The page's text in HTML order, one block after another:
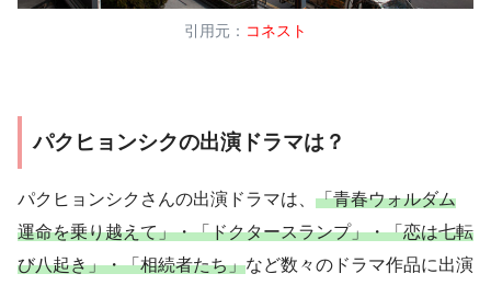
引用元： コネスト
パクヒョンシクの出演ドラマは？
パクヒョンシクさんの出演ドラマは、 「青春ウォルダム
運命を乗り越えて」・「ドクタースランプ」・「恋は七転
び八起き」・「相続者たち」など数々のドラマ作品に出演